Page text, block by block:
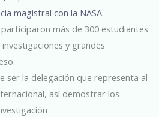
magistral con la NASA.
más de 300 estudiantes
y grandes
ser la delegación que representa al
así demostrar los